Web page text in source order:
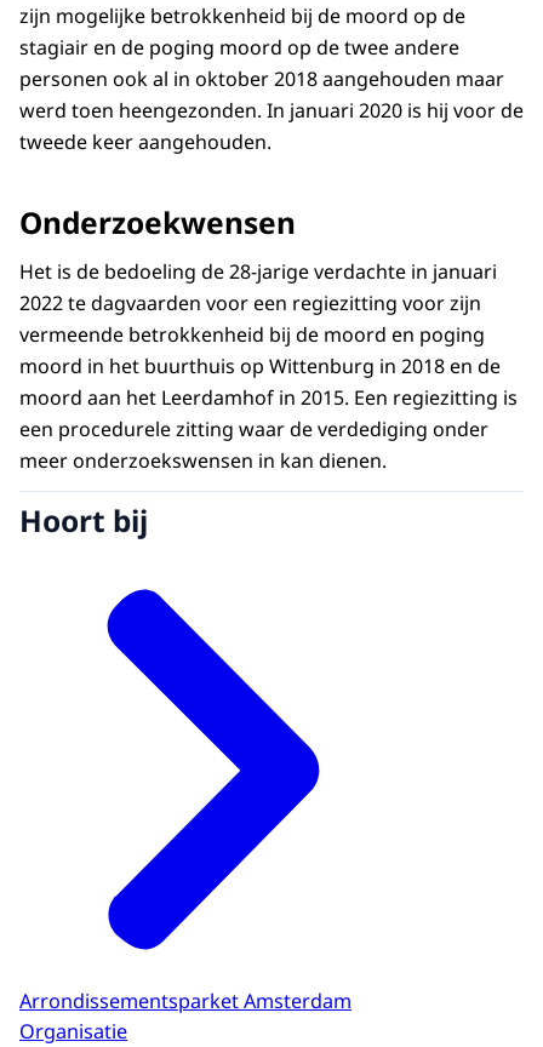
zijn mogelijke betrokkenheid bij de moord op de
stagiair en de poging moord op de twee andere
personen ook al in oktober 2018 aangehouden maar
werd toen heengezonden. In januari 2020 is hij voor de
tweede keer aangehouden.
Onderzoekwensen
Het is de bedoeling de 28-jarige verdachte in januari
2022 te dagvaarden voor een regiezitting voor zijn
vermeende betrokkenheid bij de moord en poging
moord in het buurthuis op Wittenburg in 2018 en de
moord aan het Leerdamhof in 2015. Een regiezitting is
een procedurele zitting waar de verdediging onder
meer onderzoekswensen in kan dienen.
Hoort bij
Arrondissementsparket Amsterdam
Organisatie